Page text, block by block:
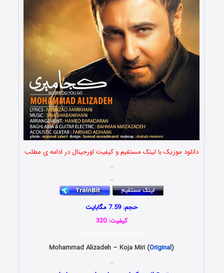
دانلود موزیک با لینک مستقیم و کیفیت اورجینال در ادامه ی مطلب
…
…
حجم: 7.59 مگابایت
کیفیت: 320
Mohammad Alizadeh – Koja Miri (Original)
…